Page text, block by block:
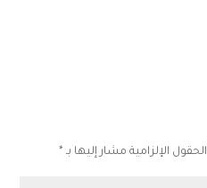
الحقول الإلزامية مشار إليها بـ *